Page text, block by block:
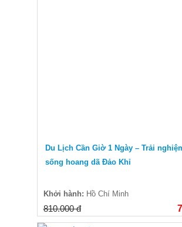
Du Lịch Cần Giờ 1 Ngày – Trải
sống hoang dã Đảo Khỉ
Khởi hành: Hồ Chí Minh
810.000 đ